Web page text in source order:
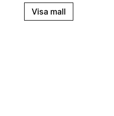
Visa mall